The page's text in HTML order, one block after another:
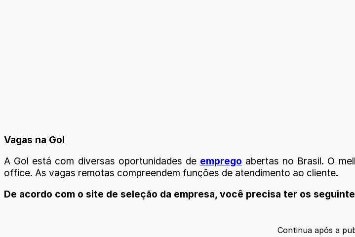
Vagas na Gol
A Gol está com diversas oportunidades de emprego abertas no Brasil. O
office. As vagas remotas compreendem funções de atendimento ao cliente.
De acordo com o site de seleção da empresa, você precisa ter os
Continua após a